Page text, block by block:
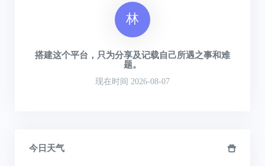
林
搭建这个平台，只为分享及记载自己所遇之事和难
题。
现在时间 2026-08-07
今日天气